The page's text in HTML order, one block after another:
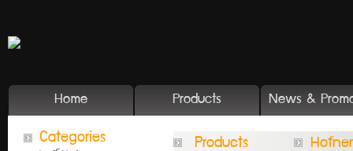
Home Products News &
Categories Products Hofner